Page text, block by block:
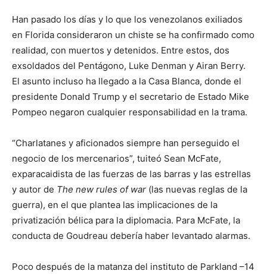
Han pasado los días y lo que los venezolanos exiliados
en Florida consideraron un chiste se ha confirmado como
realidad, con muertos y detenidos. Entre estos, dos
exsoldados del Pentágono, Luke Denman y Airan Berry.
El asunto incluso ha llegado a la Casa Blanca, donde el
presidente Donald Trump y el secretario de Estado Mike
Pompeo negaron cualquier responsabilidad en la trama.
“Charlatanes y aficionados siempre han perseguido el
negocio de los mercenarios”, tuiteó Sean McFate,
exparacaidista de las fuerzas de las barras y las estrellas
y autor de The new rules of war (las nuevas reglas de la
guerra), en el que plantea las implicaciones de la
privatización bélica para la diplomacia. Para McFate, la
conducta de Goudreau debería haber levantado alarmas.
Poco después de la matanza del instituto de Parkland –14